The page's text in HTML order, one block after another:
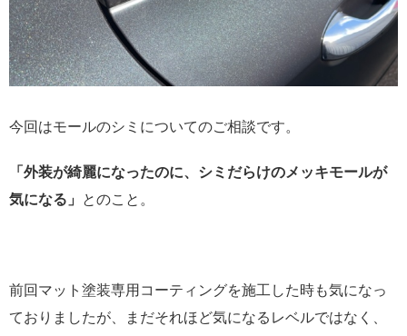
今回はモールのシミについてのご相談です。
「外装が綺麗になったのに、シミだらけのメッキモールが
気になる」
とのこと。
前回マット塗装専用コーティングを施工した時も気になっ
ておりましたが、まだそれほど気になるレベルではなく、